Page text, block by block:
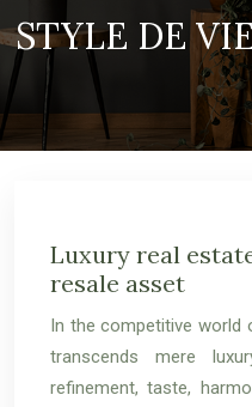
STYLE DE
Luxury real
resale asset
In the competitive world
transcends mere
refinement, taste,